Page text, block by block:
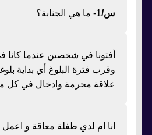
س/1- ما هي الجنابة؟
أفتونا في شخصين عندما كانا
وقرب فترة البلوغ أي بداية
علاقة محرمة وادخال في كل
انا ام لدي طفلة معاقة و